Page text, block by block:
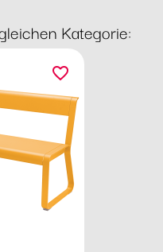
Kategorie:
favorite_border